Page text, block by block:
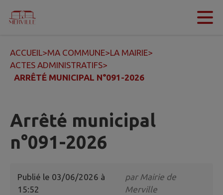
Contenu
ACCUEIL>MA COMMUNE>LA MAIRIE>
ACTES ADMINISTRATIFS>
ARRÊTÉ MUNICIPAL N°091-2026
Arrêté municipal
n°091-2026
Publié le 03/06/2026 à
15:52
parMairie de
Merville